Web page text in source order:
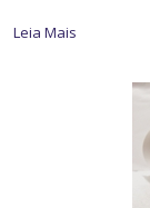
Leia Mais